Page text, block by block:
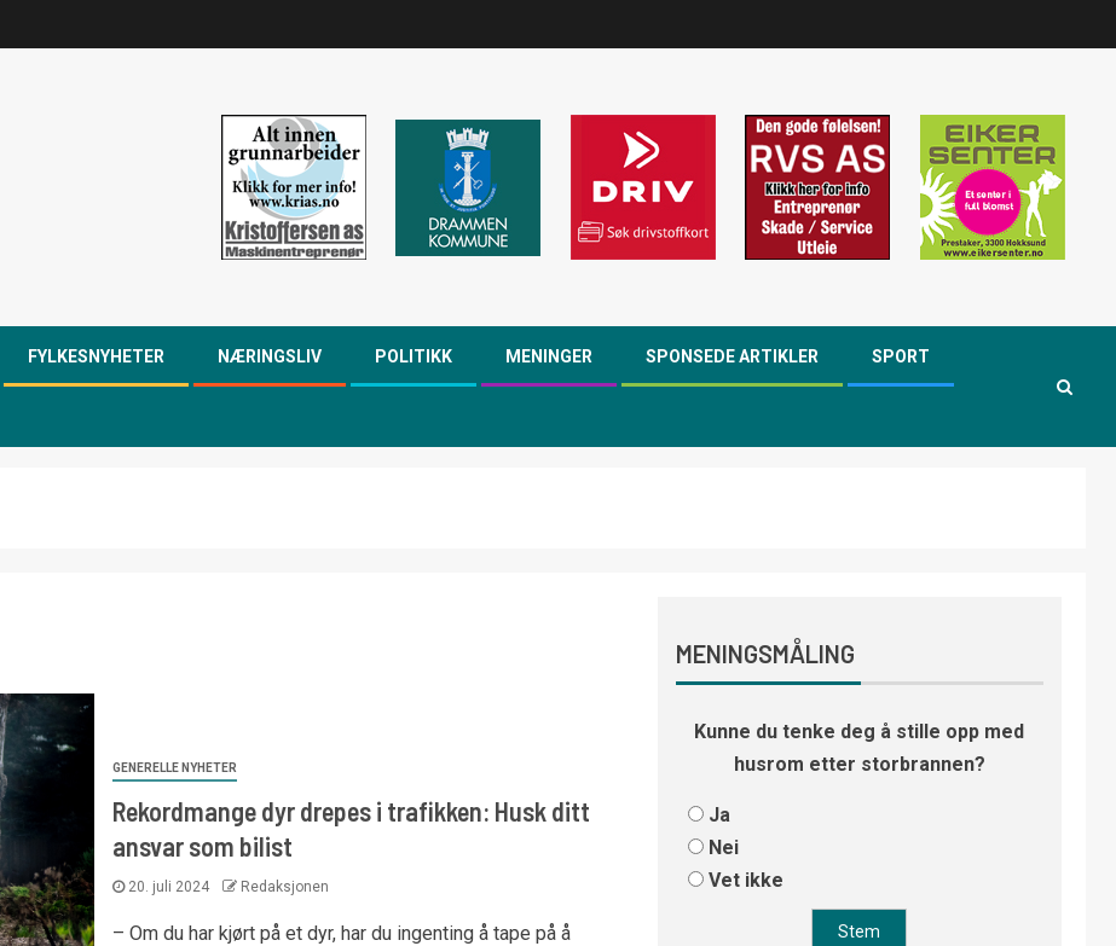
FYLKESNYHETER NÆRINGSLIV POLITIKK MENINGER SPONSEDE ARTIKLER SPORT
GENERELLE NYHETER
Rekordmange dyr drepes i trafikken: Husk ditt
ansvar som bilist
20. juli 2024 Redaksjonen
– Om du har kjørt på et dyr, har du ingenting å tape på å
MENINGSMÅLING
Kunne du tenke deg å stille opp med
husrom etter storbrannen?
Ja
Nei
Vet ikke